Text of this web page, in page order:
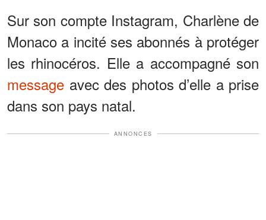
Sur son compte Instagram, Charlène de
Monaco a incité ses abonnés à protéger
les rhinocéros. Elle a accompagné son
message avec des photos d’elle a prise
dans son pays natal.
ANNONCES